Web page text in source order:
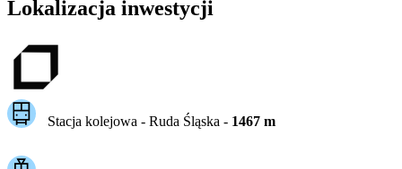
Lokalizacja inwestycji
Stacja kolejowa - Ruda Śląska - 1467m